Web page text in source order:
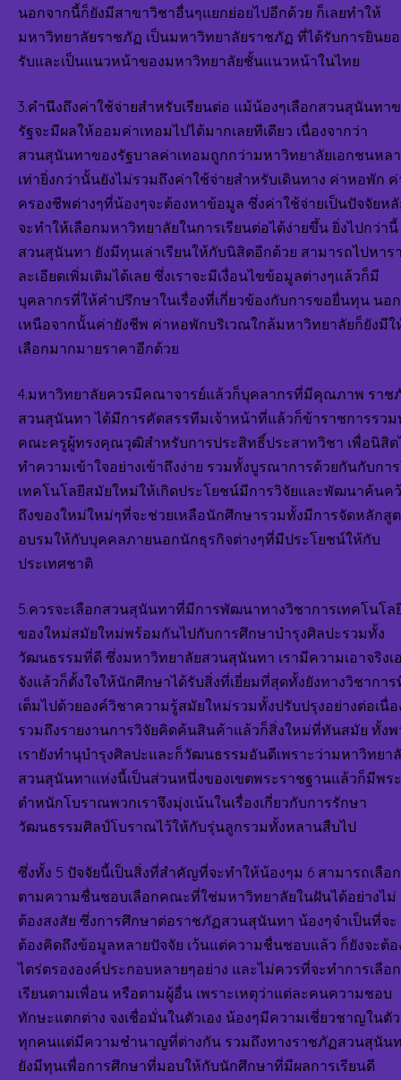
นอกจากนี้ก็ยังมีสาขาวิชาอื่นๆแยกย่อยไปอีกด้วย ก็เลยทำให้
มหาวิทยาลัยราชภัฏ เป็นมหาวิทยาลัยราชภัฏ ที่ได้รับการยินย
รับและเป็นแนวหน้าของมหาวิทยาลัยชั้นแนวหน้าในไทย
3.คำนึงถึงค่าใช้จ่ายสำหรับเรียนต่อ แม้น้องๆเลือกสวนสุนันทา
รัฐจะมีผลให้ออมค่าเทอมไปได้มากเลยทีเดียว เนื่องจากว่า
สวนสุนันทาของรัฐบาลค่าเทอมถูกกว่ามหาวิทยาลัยเอกชนหล
เท่ายิ่งกว่านั้นยังไม่รวมถึงค่าใช้จ่ายสำหรับเดินทาง ค่าหอพัก ค่
ครองชีพต่างๆที่น้องๆจะต้องหาข้อมูล ซึ่งค่าใช้จ่ายเป็นปัจจัยห
จะทำให้เลือกมหาวิทยาลัยในการเรียนต่อได้ง่ายขึ้น ยิ่งไปกว่านี้
สวนสุนันทา ยังมีทุนเล่าเรียนให้กับนิสิตอีกด้วย สามารถไปหาร
ละเอียดเพิ่มเติมได้เลย ซึ่งเราจะมีเงื่อนไขข้อมูลต่างๆแล้วก็มี
บุคลากรที่ให้คำปรึกษาในเรื่องที่เกี่ยวข้องกับการขอยื่นทุน นอก
เหนือจากนั้นค่ายังชีพ ค่าหอพักบริเวณใกล้มหาวิทยาลัยก็ยังมีใ
เลือกมากมายราคาอีกด้วย
4.มหาวิทยาลัยควรมีคณาจารย์แล้วก็บุคลากรที่มีคุณภาพ ราช
สวนสุนันทา ได้มีการคัดสรรทีมเจ้าหน้าที่แล้วก็ข้าราชการรวม
คณะครูผู้ทรงคุณวุฒิสำหรับการประสิทธิ์ประสาทวิชา เพื่อนิสิต
ทำความเข้าใจอย่างเข้าถึงง่าย รวมทั้งบูรณาการด้วยกันกับกา
เทคโนโลยีสมัยใหม่ให้เกิดประโยชน์มีการวิจัยและพัฒนาค้นค
ถึงของใหม่ใหม่ๆที่จะช่วยเหลือนักศึกษารวมทั้งมีการจัดหลักสู
อบรมให้กับบุคคลภายนอกนักธุรกิจต่างๆที่มีประโยชน์ให้กับ
ประเทศชาติ
5.ควรจะเลือกสวนสุนันทาที่มีการพัฒนาทางวิชาการเทคโนโล
ของใหม่สมัยใหม่พร้อมกันไปกับการศึกษาบำรุงศิลปะรวมทั้ง
วัฒนธรรมที่ดี ซึ่งมหาวิทยาลัยสวนสุนันทา เรามีความเอาจริงเ
จังแล้วก็ตั้งใจให้นักศึกษาได้รับสิ่งที่เยี่ยมที่สุดทั้งยังทางวิชาการ
เต็มไปด้วยองค์วิชาความรู้สมัยใหม่รวมทั้งปรับปรุงอย่างต่อเนื่อ
รวมถึงรายงานการวิจัยคิดค้นสินค้าแล้วก็สิ่งใหม่ที่ทันสมัย ทั้ง
เรายังทำนุบำรุงศิลปะและก็วัฒนธรรมอันดีเพราะว่ามหาวิทยา
สวนสุนันทาแห่งนี้เป็นส่วนหนึ่งของเขตพระราชฐานแล้วก็มีพระ
ตำหนักโบราณพวกเราจึงมุ่งเน้นในเรื่องเกี่ยวกับการรักษา
วัฒนธรรมศิลป์โบราณไว้ให้กับรุ่นลูกรวมทั้งหลานสืบไป
ซึ่งทั้ง 5 ปัจจัยนี้เป็นสิ่งที่สำคัญที่จะทำให้น้องๆม 6 สามารถเลือก
ตามความชื่นชอบเลือกคณะที่ใช่มหาวิทยาลัยในฝันได้อย่างไม่
ต้องสงสัย ซึ่งการศึกษาต่อราชภัฏสวนสุนันทา น้องๆจำเป็นที่จะ
ต้องคิดถึงข้อมูลหลายปัจจัย เว้นแต่ความชื่นชอบแล้ว ก็ยังจะต้อ
ไตร่ตรององค์ประกอบหลายๆอย่าง และไม่ควรที่จะทำการเลือก
เรียนตามเพื่อน หรือตามผู้อื่น เพราะเหตุว่าแต่ละคนความชอบ
ทักษะแตกต่าง จงเชื่อมั่นในตัวเอง น้องๆมีความเชี่ยวชาญในตัว
ทุกคนแต่มีความชำนาญที่ต่างกัน รวมถึงทางราชภัฏสวนสุนัน
ยังมีทุนเพื่อการศึกษาที่มอบให้กับนักศึกษาที่มีผลการเรียนดี